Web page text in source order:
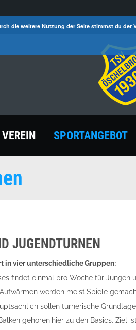
VEREIN SPORTANGEBOT
JUGENDTURNEN
in vier unterschiedliche Gruppen:
findet einmal pro Woche für Jungen
werden meist Spiele
sollen turnerische
gehören hier zu den Basics. Ziel
die weitere Nutzung der Seite stimmst du der